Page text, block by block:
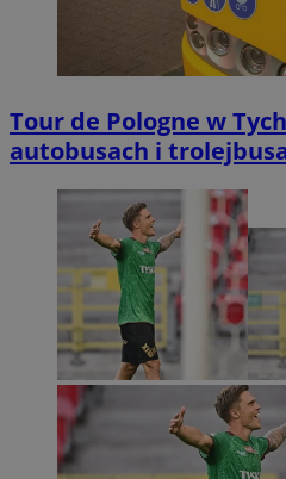
Tour de Pologne w
autobusach i